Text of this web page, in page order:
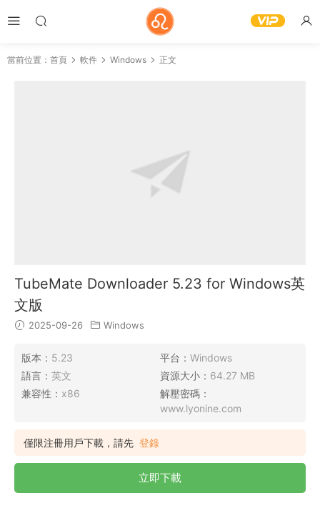
當前位置： 首頁 軟件 Windows 正文
TubeMate Downloader 5.23 for Windows英
文版
2025-09-26 Windows
版本： 5.23 平台： Windows
語言： 英文 資源大小： 64.27 MB
兼容性： x86
解壓密碼：
www.lyonine.com
僅限注冊用戶下載，請先 登錄
立即下載